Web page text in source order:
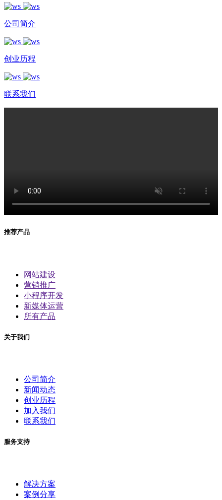
公司简介
创业历程
联系我们
推荐产品
网站建设
营销推广
小程序开发
新媒体运营
所有产品
关于我们
公司简介
新闻动态
创业历程
加入我们
联系我们
服务支持
解决方案
案例分享